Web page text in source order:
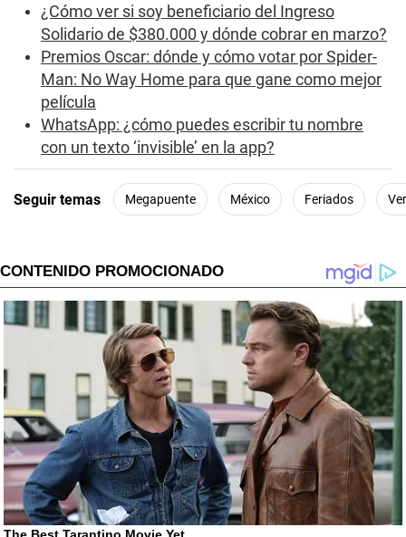
¿Cómo ver si soy beneficiario del Ingreso
Solidario de $380.000 y dónde cobrar en marzo?
Premios Oscar: dónde y cómo votar por Spider-
Man: No Way Home para que gane como mejor
película
WhatsApp: ¿cómo puedes escribir tu nombre
con un texto ‘invisible’ en la app?
Seguir temas Megapuente México Feriados